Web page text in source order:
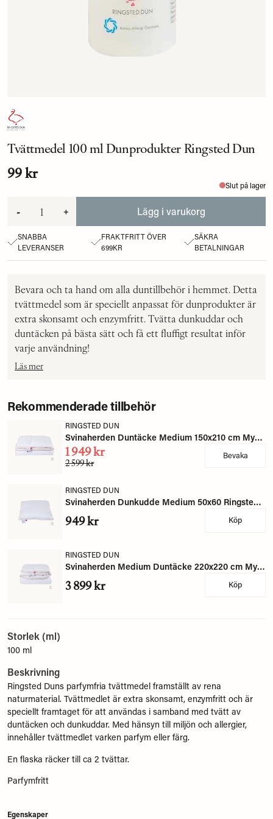
Tvättmedel 100 ml Dunprodukter Ringsted Dun
99 kr
Slut på lager
- + Lägg i varukorg
SNABBA
LEVERANSER
FRAKTFRITT ÖVER
699KR
SÄKRA
BETALNINGAR
Bevara och ta hand om alla duntillbehör i hemmet. Detta
tvättmedel som är speciellt anpassat för dunprodukter är
extra skonsamt och enzymfritt. Tvätta dunkuddar och
duntäcken på bästa sätt och få ett fluffigt resultat inför
varje användning!
Läs mer
Rekommenderade tillbehör
RINGSTED DUN
Svinaherden Duntäcke Medium 150x210 cm Myskanddun - Ringsted Dun
2 599 kr
1 949 kr Bevaka
RINGSTED DUN
Svinaherden Dunkudde Medium 50x60 Ringsted Dun
949 kr Köp
RINGSTED DUN
Svinaherden Medium Duntäcke 220x220 cm Myskanddun - Ringsted Dun
3 899 kr Köp
Storlek (ml)
100 ml
Beskrivning
Ringsted Duns parfymfria tvättmedel framställt av rena
naturmaterial. Tvättmedlet är extra skonsamt, enzymfritt och är
speciellt framtaget för att användas i samband med tvätt av
duntäcken och dunkuddar. Med hänsyn till miljön och allergier,
innehåller tvättmedlet varken parfym eller färg.
En flaska räcker till ca 2 tvättar.
Parfymfritt
Egenskaper